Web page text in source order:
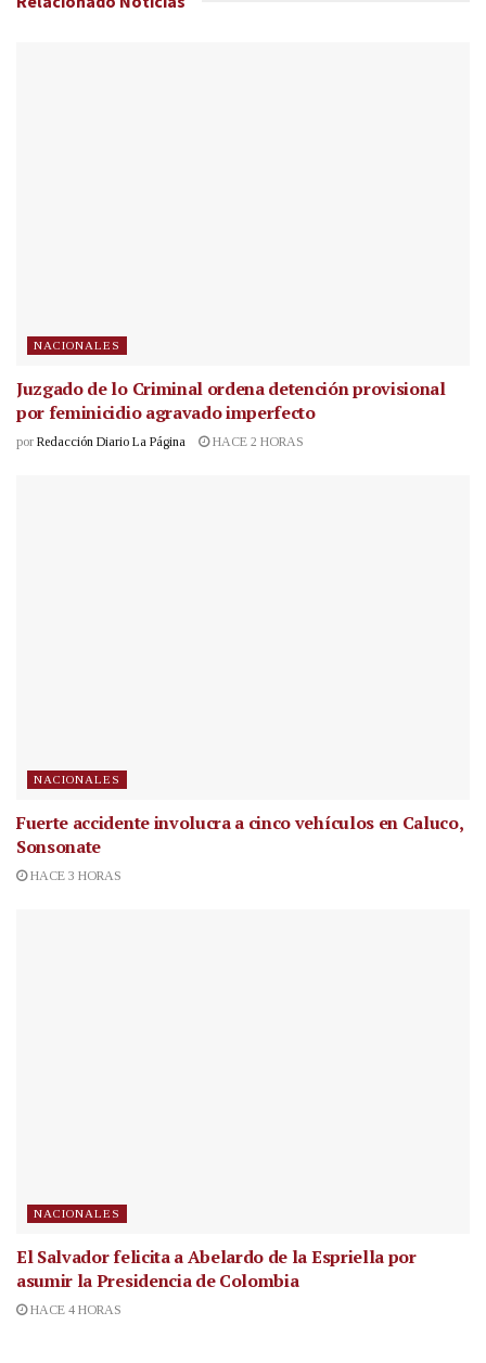
NACIONALES
Juzgado de lo Criminal ordena detención provisional
por feminicidio agravado imperfecto
por Redacción Diario La Página HACE 2 HORAS
NACIONALES
Fuerte accidente involucra a cinco vehículos en Caluco,
Sonsonate
HACE 3 HORAS
NACIONALES
El Salvador felicita a Abelardo de la Espriella por
asumir la Presidencia de Colombia
HACE 4 HORAS